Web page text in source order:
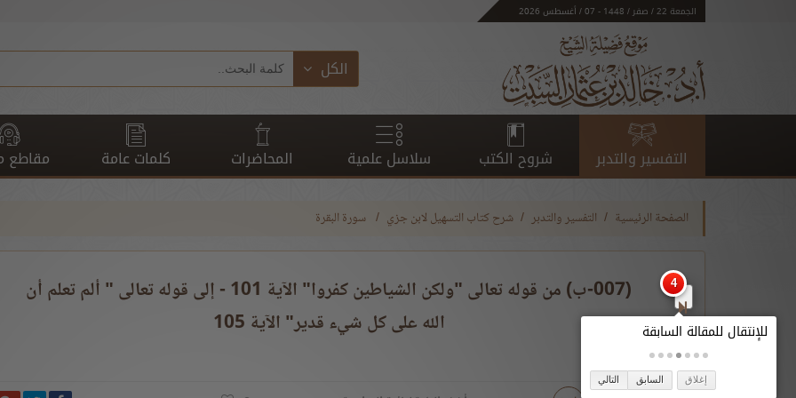
الجمعة 22 / صفر / 1448 - 07 / أغسطس 2026
الكل
التفسير والتدبر شروح الكتب سلاسل علمية المحاضرات كلمات عامة مقاطع
الصفحة الرئيسية التفسير والتدبر شرح كتاب التسهيل لابن جزي سورة البقرة
(007-ب) من قوله تعالى "ولكن الشياطين كفروا" الآية 101 - إلى قوله تعالى " ألم تعلم أن
الله على كل شيء قدير" الآية 105
إغلاق السابق التالي